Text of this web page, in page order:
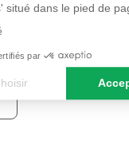
dans le pied de
par
:
d'adapter et de